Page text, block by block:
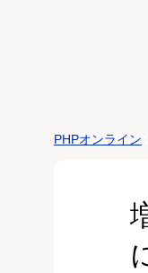
PHPオンライン